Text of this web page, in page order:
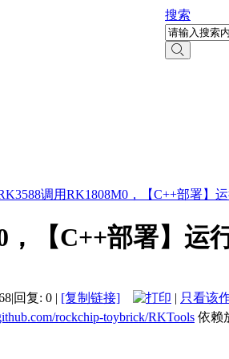
搜索
调用RK1808M0，【C++部署】运
【C++部署】运
|回复: 0 | [复制链接] | 只看该
rockchip-toybrick/RKTools 依赖